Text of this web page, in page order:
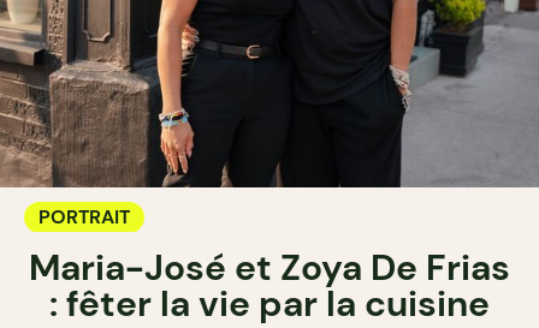
PORTRAIT
Maria-José et Zoya De Frias
: fêter la vie par la cuisine